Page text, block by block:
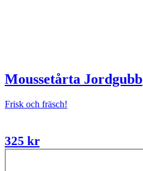
Moussetårta Jordgubb
Frisk och fräsch!
325 kr